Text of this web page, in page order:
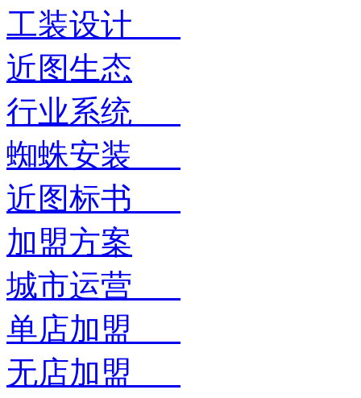
工装设计
近图生态
行业系统
蜘蛛安装
近图标书
加盟方案
城市运营
单店加盟
无店加盟